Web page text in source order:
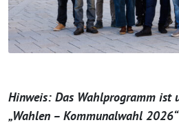
Hinweis: Das Wahlprogramm ist
„Wahlen – Kommunalwahl